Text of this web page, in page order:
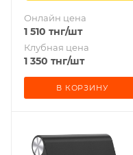
Онлайн цена
1 510 тнг/шт
Клубная цена
1 350 тнг/шт
В КОРЗИНУ